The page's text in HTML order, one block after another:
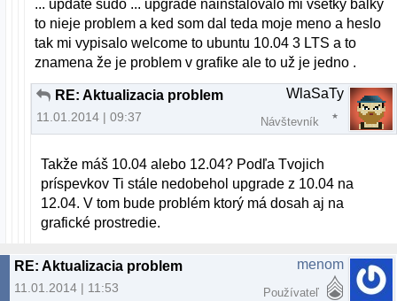
... update sudo ... upgrade nainštalovalo mi všetky balky
to nieje problem a ked som dal teda moje meno a heslo
tak mi vypisalo welcome to ubuntu 10.04 3 LTS a to
znamena že je problem v grafike ale to už je jedno .
RE: Aktualizacia problem
11.01.2014 | 09:37
WlaSaTy
Návštevník
Takže máš 10.04 alebo 12.04? Podľa Tvojich
príspevkov Ti stále nedobehol upgrade z 10.04 na
12.04. V tom bude problém ktorý má dosah aj na
grafické prostredie.
RE: Aktualizacia problem
11.01.2014 | 11:53
menom
Používateľ